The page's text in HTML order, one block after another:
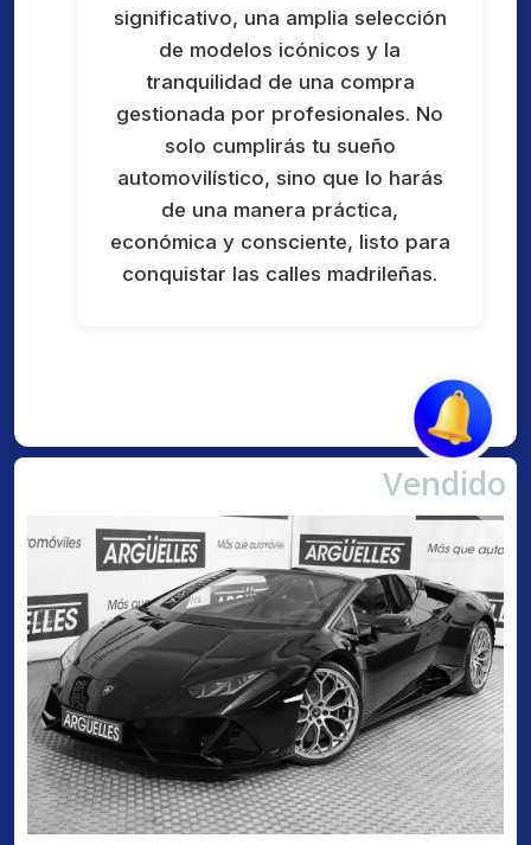
significativo, una amplia selección
de modelos icónicos y la
tranquilidad de una compra
gestionada por profesionales. No
solo cumplirás tu sueño
automovilístico, sino que lo harás
de una manera práctica,
económica y consciente, listo para
conquistar las calles madrileñas.
Vendido